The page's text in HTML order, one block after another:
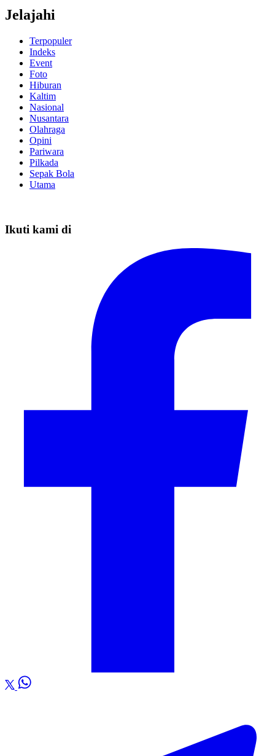
Jelajahi
Terpopuler
Indeks
Event
Foto
Hiburan
Kaltim
Nasional
Nusantara
Olahraga
Opini
Pariwara
Pilkada
Sepak Bola
Utama
Ikuti kami di